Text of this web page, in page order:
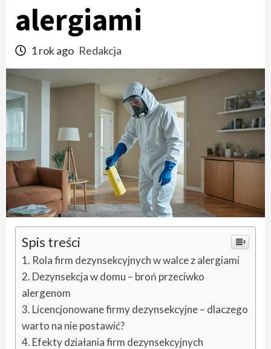
alergiami
1 rok ago Redakcja
Spis treści
Rola firm dezynsekcyjnych w walce z alergiami
Dezynsekcja w domu – broń przeciwko
alergenom
Licencjonowane firmy dezynsekcyjne – dlaczego
warto na nie postawić?
Efekty działania firm dezynsekcyjnych